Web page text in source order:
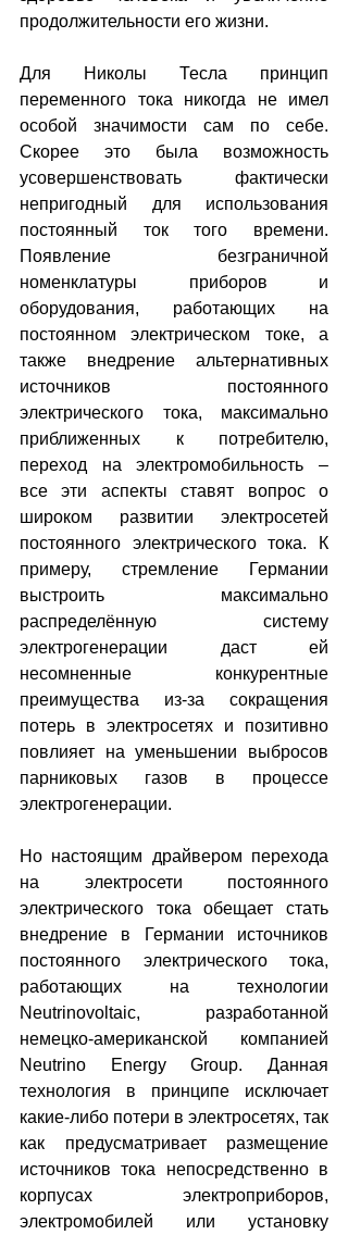
продолжительности его жизни.
Для Николы Тесла принцип
переменного тока никогда не имел
особой значимости сам по себе.
Скорее это была возможность
усовершенствовать фактически
непригодный для использования
постоянный ток того времени.
Появление безграничной
номенклатуры приборов и
оборудования, работающих на
постоянном электрическом токе, а
также внедрение альтернативных
источников постоянного
электрического тока, максимально
приближенных к потребителю,
переход на электромобильность –
все эти аспекты ставят вопрос о
широком развитии электросетей
постоянного электрического тока. К
примеру, стремление Германии
выстроить максимально
распределённую систему
электрогенерации даст ей
несомненные конкурентные
преимущества из-за сокращения
потерь в электросетях и позитивно
повлияет на уменьшении выбросов
парниковых газов в процессе
электрогенерации.
Но настоящим драйвером перехода
на электросети постоянного
электрического тока обещает стать
внедрение в Германии источников
постоянного электрического тока,
работающих на технологии
Neutrinovoltaic, разработанной
немецко-американской компанией
Neutrino Energy Group. Данная
технология в принципе исключает
какие-либо потери в электросетях, так
как предусматривает размещение
источников тока непосредственно в
корпусах электроприборов,
электромобилей или установку